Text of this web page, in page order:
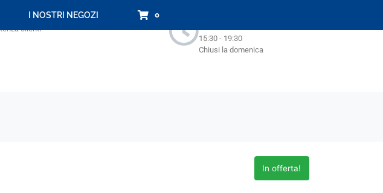
694 092
clienti
15:30 - 19:30
Chiusi la domenica
I NOSTRI NEGOZI 0
In offerta!